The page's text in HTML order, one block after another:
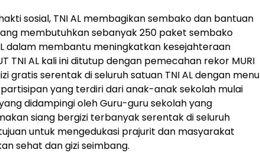
sosial, TNI AL membagikan sembako dan bantuan
membutuhkan sebanyak 250 paket sembako
dalam membantu meningkatkan kesejahteraan
TNI AL kali ini ditutup dengan pemecahan rekor MURI
gratis serentak di seluruh satuan TNI AL dengan menu
yang terdiri dari anak-anak sekolah mulai
didampingi oleh Guru-guru sekolah yang
siang bergizi terbanyak serentak di seluruh
untuk mengedukasi prajurit dan masyarakat
sehat dan gizi seimbang.